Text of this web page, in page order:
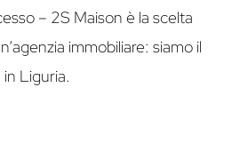
– 2S Maison è la scelta
immobiliare: siamo il
Liguria.